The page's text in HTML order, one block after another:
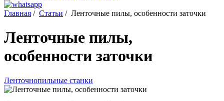
Главная / Статьи / Ленточные пилы, особенности заточки
Ленточные пилы,
особенности заточки
Ленточнопильные станки